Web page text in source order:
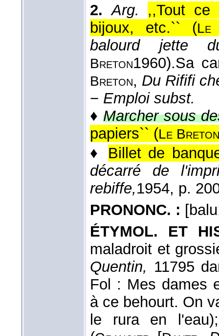
2. Arg.
,,Tout ce
bijoux, etc.`` (Le
balourd jette
Breton1960).Sa
Breton, Du Rififi
− Emploi subst.
♦Marcher sous
papiers`` (Le Breton
♦ Billet de
décarré de
rebiffe,1954, p.
PRONONC. :
ÉTYMOL. ET
maladroit et
Quentin, 11795
Fol : Mes dames
à ce behourt. On
le rura en